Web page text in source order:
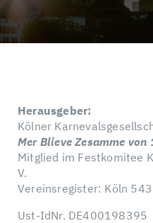
Herausgeber:
Kölner
Mer Blieve Zesamme von
Mitglied im Festkomitee
V.
Vereinsregister: Köln
Ust-IdNr. DE400198395